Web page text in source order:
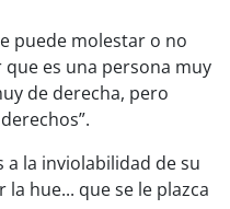
puede molestar o no
que es una persona muy
de derecha, pero
a la inviolabilidad de su
hue... que se le plazca